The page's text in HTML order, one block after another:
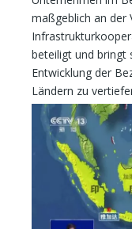
maßgeblich an der
beteiligt und bringt
Entwicklung der
Ländern zu